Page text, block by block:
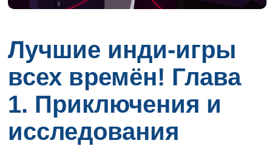
Лучшие инди-игры
всех времён! Глава
1. Приключения и
исследования